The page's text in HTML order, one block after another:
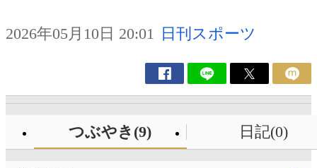
2026年05月10日 20:01 日刊スポーツ
つぶやき(9) 日記(0)